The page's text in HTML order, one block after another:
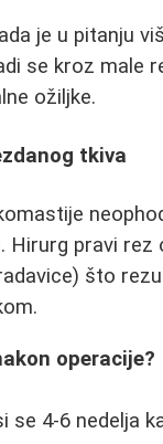
je u pitanju
se kroz male
ožiljke.
tkiva
Hirurg pravi rez
što
operacije?
se 4-6 nedelja